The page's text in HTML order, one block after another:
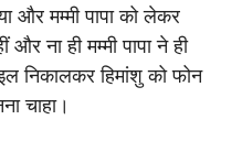
और मम्मी पापा को लेकर
ना ही मम्मी पापा ने ही
निकालकर हिमांशु को फोन
चाहा।